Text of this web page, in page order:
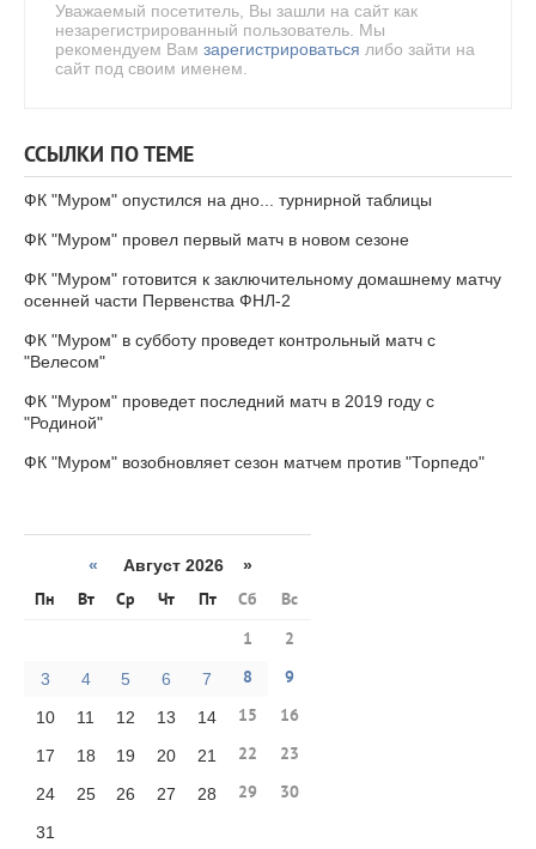
Уважаемый посетитель, Вы зашли на сайт как
незарегистрированный пользователь. Мы
рекомендуем Вам зарегистрироваться либо зайти на
сайт под своим именем.
ССЫЛКИ ПО ТЕМЕ
ФК "Муром" опустился на дно... турнирной таблицы
ФК "Муром" провел первый матч в новом сезоне
ФК "Муром" готовится к заключительному домашнему матчу
осенней части Первенства ФНЛ-2
ФК "Муром" в субботу проведет контрольный матч с
"Велесом"
ФК "Муром" проведет последний матч в 2019 году с
"Родиной"
ФК "Муром" возобновляет сезон матчем против "Торпедо"
« Август 2026 »
Пн Вт Ср Чт Пт Сб
Вс
1
2
3 4 5 6 7 8 9
10 11 12 13 14 15 16
17 18 19 20 21 22 23
24 25 26 27 28 29 30
31